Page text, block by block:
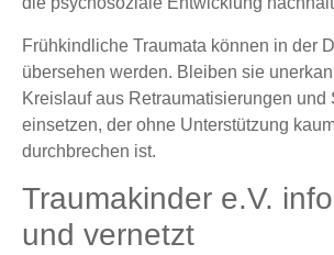
Frühkindliche Traumata können in der
übersehen werden. Bleiben sie
Kreislauf aus Retraumatisierungen und
einsetzen, der ohne Unterstützung
durchbrechen ist.
Traumakinder e.V.
und vernetzt